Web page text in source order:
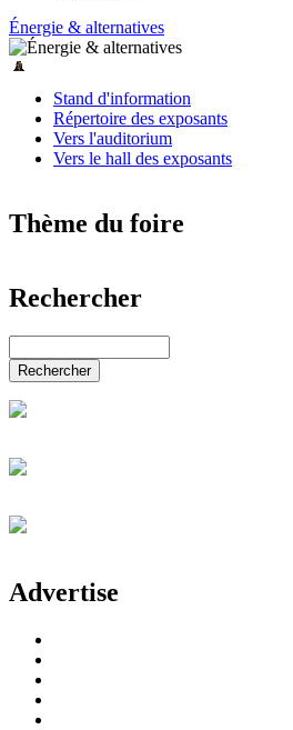
Énergie & alternatives
Stand d'information
Répertoire des exposants
Vers l'auditorium
Vers le hall des exposants
Thème du foire
Nouvelles du monde entier
Le Monde de l'art
Services, éducation & emplois
Commerce de détail & gastronomie
Communication & médias
Rechercher
Rechercher
Advertise